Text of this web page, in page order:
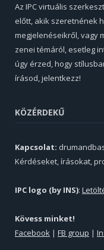
Az IPC virtuális
előtt, akik szeretnének
megjelenéseikről, vagy
zenei témáról, esetleg
úgy érzed, hogy
írásod, jelentkezz!
KÖZÉRDEKŰ
Kapcsolat:
Kérdéseket, írásokat,
IPC logo (by INS):
Kövess minket!
Facebook | FB group |